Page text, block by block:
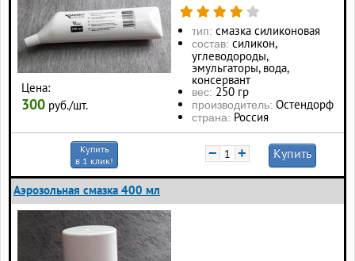
Цена:
300 руб./шт.
тип: смазка силиконовая
состав: силикон,
углеводороды,
эмульгаторы, вода,
консервант
вес: 250 гр
производитель: Остендорф
страна: Россия
Купить
в 1 клик!
− + Купить
Аэрозольная смазка 400 мл